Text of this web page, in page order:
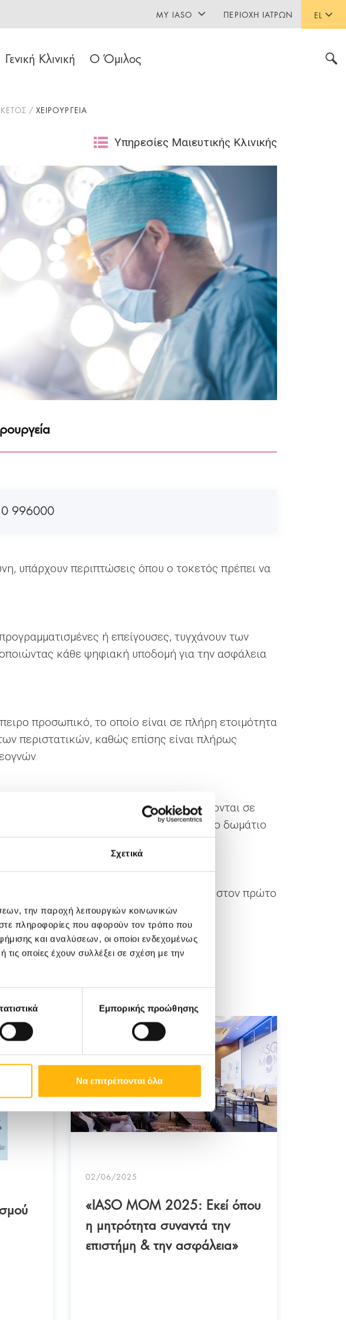
Σχετικά
την παροχή λειτουργιών κοινωνικών
πληροφορίες που αφορούν τον τρόπο που
και αναλύσεων, οι οποίοι ενδεχομένως
οποίες έχουν συλλέξει σε σχέση με την
Εμπορικής προώθησης
Να επιτρέπονται όλα
EL
Γενική Κλινική Ο Όμιλος
MY IASO ΠΕΡΙΟΧΉ ΙΑΤΡΏΝ
ΧΕΙΡΟΥΡΓΕΙΑ
Υπηρεσίες Μαιευτικής Κλινικής
996000
υπάρχουν περιπτώσεις όπου ο τοκετός πρέπει να
ή επείγουσες, τυγχάνουν των
κάθε ψηφιακή υποδομή για την ασφάλεια
προσωπικό, το οποίο είναι σε πλήρη ετοιμότητα
περιστατικών, καθώς επίσης είναι πλήρως
της Καισαρικής, οι λεχωίδες βρίσκονται σε
ότι είναι ασφαλές να μεταφερθούν στο δωμάτιο
είναι πάντα κοντά σας να σας βοηθήσουν στον πρώτο
επαφή με το μωρό σας!
02/06/2025
«IASO MOM 2025: Εκεί όπου
η μητρότητα συναντά την
επιστήμη & την ασφάλεια»